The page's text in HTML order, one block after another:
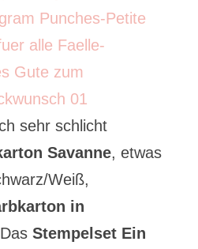
sehr schlicht
Savanne, etwas
Weiß,
in
Stempelset Ein